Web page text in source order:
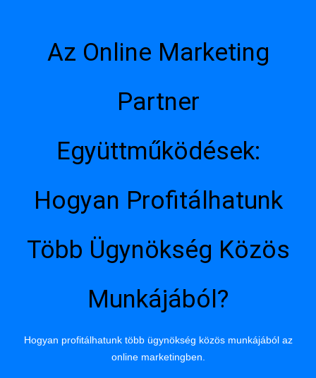
Az Online Marketing
Partner
Együttműködések:
Hogyan Profitálhatunk
Több Ügynökség Közös
Munkájából?
Hogyan profitálhatunk több ügynökség közös munkájából az
online marketingben.